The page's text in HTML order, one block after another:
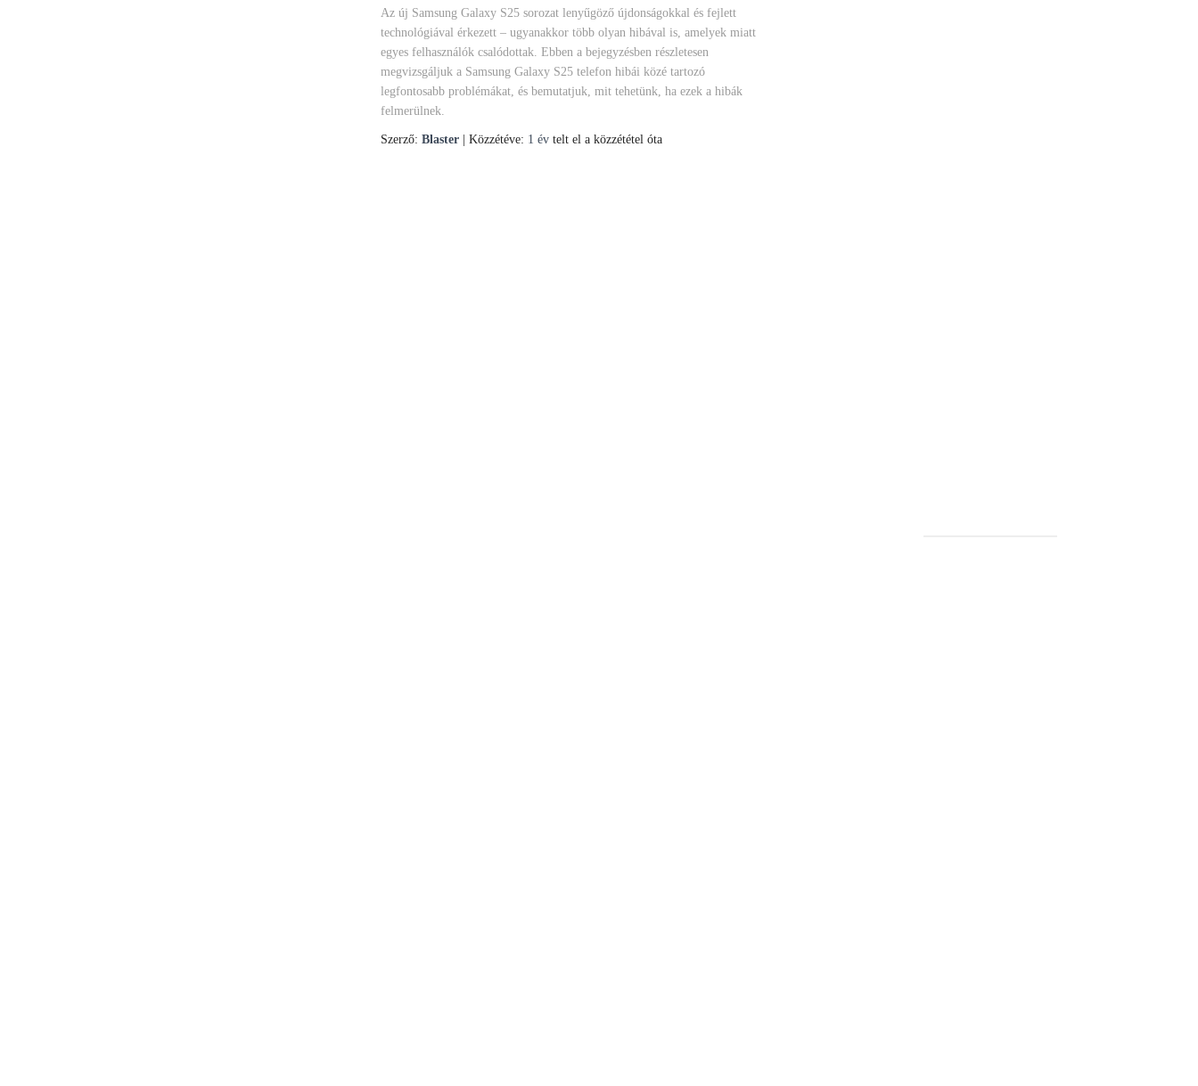
Az új Samsung Galaxy S25 sorozat lenyűgöző újdonságokkal és fejlett
technológiával érkezett – ugyanakkor több olyan hibával is, amelyek miatt
egyes felhasználók csalódottak. Ebben a bejegyzésben részletesen
megvizsgáljuk a Samsung Galaxy S25 telefon hibái közé tartozó
legfontosabb problémákat, és bemutatjuk, mit tehetünk, ha ezek a hibák
felmerülnek.
Szerző: Blaster | Közzétéve: 1 év telt el a közzététel óta